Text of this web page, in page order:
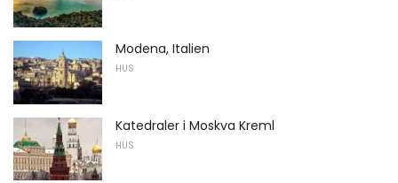
Modena, Italien
HUS
Katedraler i Moskva Kreml
HUS